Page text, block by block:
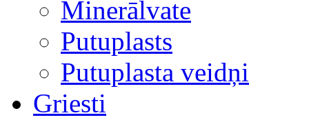
Minerālvate
Putuplasts
Putuplasta veidņi
Griesti